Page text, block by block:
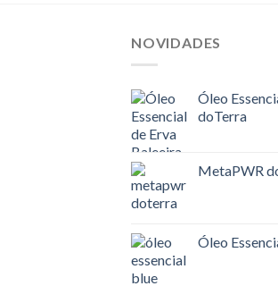
NOVIDADES
Óleo
doTerra
MetaPWR
Óleo